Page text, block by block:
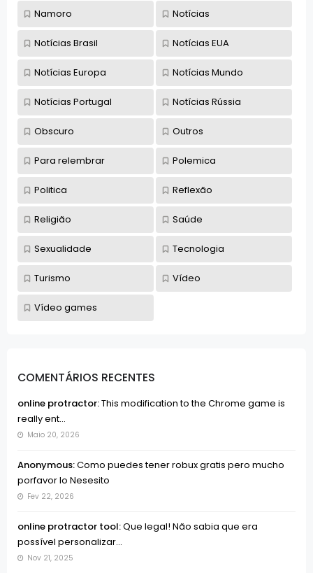
COMENTÁRIOS RECENTES
online protractor:This modification to the Chrome game is
really ent...
Maio 20, 2026
Anonymous:Como puedes tener robux gratis pero mucho
porfavor lo Nesesito
Fev 22, 2026
online protractor tool:Que legal! Não sabia que era
possível personalizar...
Nov 21, 2025
Namoro Notícias
Notícias Brasil Notícias EUA
Notícias Europa Notícias Mundo
Notícias Portugal Notícias Rússia
Obscuro Outros
Para relembrar Polemica
Politica Reflexão
Religião Saúde
Sexualidade Tecnologia
Turismo Vídeo
Vídeo games